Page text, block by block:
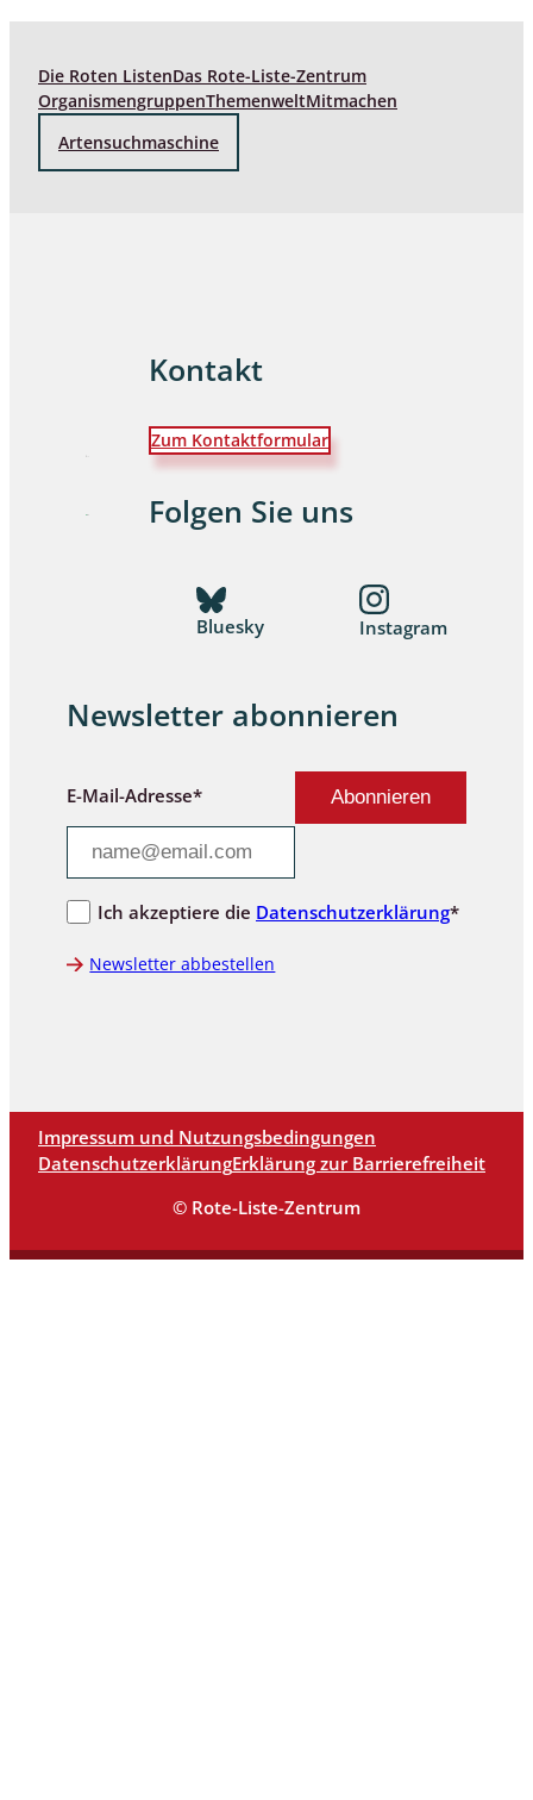
Die Roten ListenDas Rote-Liste-Zentrum
OrganismengruppenThemenweltMitmachen
Artensuchmaschine
Kontakt
Zum Kontaktformular
Folgen Sie uns
Bluesky Instagram
Newsletter abonnieren
E-Mail-Adresse*
Ich akzeptiere die Datenschutzerklärung*
Newsletter abbestellen
Impressum und Nutzungsbedingungen
DatenschutzerklärungErklärung zur Barrierefreiheit
© Rote-Liste-Zentrum